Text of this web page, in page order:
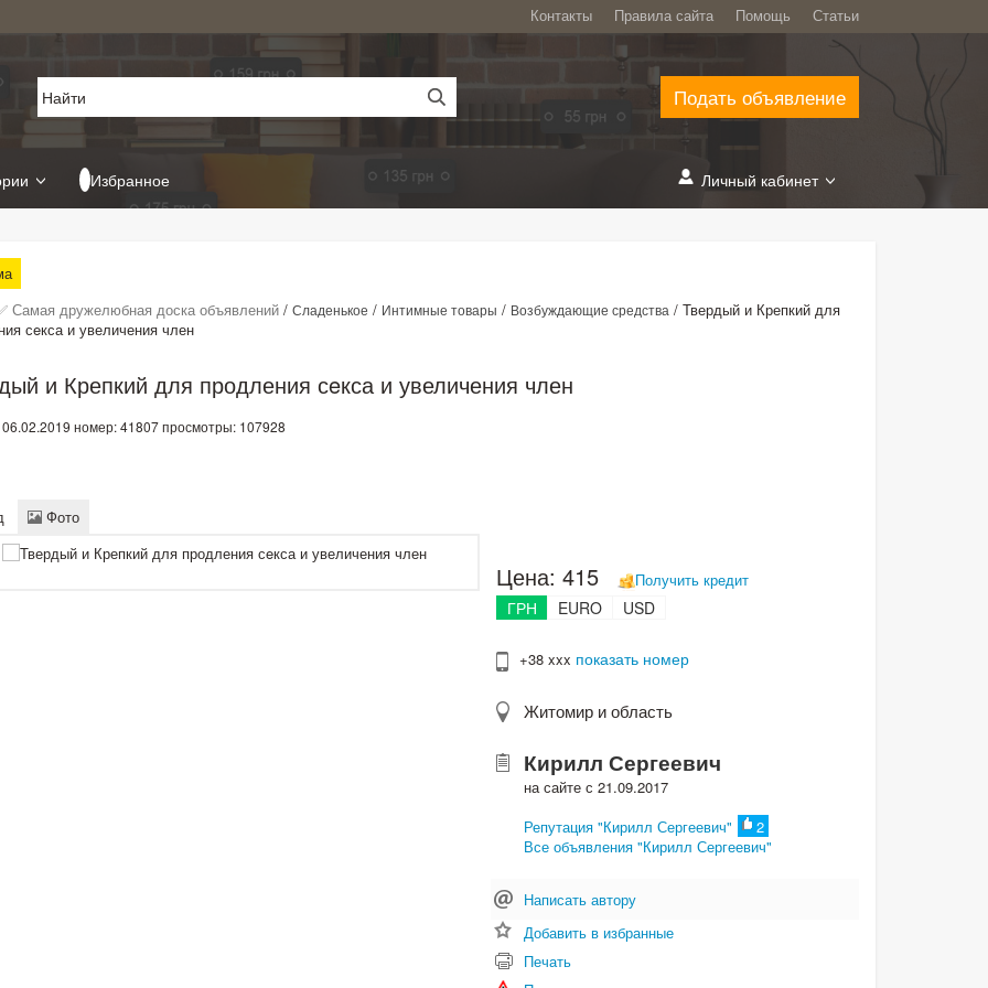
Контакты Правила сайта Помощь Статьи
Подать объявление
Избранное Личный кабинет
Самая дружелюбная доска объявлений / Сладенькое / Интимные товары / Возбуждающие средства / Твердый и Крепкий для
сeкса и увеличения член
и Крепкий для продления сeкса и увеличения член
номер: 41807просмотры: 107928
Фото
Цена:415 Получить кредит
ГРН EURO USD
+38 xxx показать номер
Житомир и область
Кирилл Сергеевич
на сайте с 21.09.2017
Репутация "Кирилл Сергеевич"
2
Все объявления "Кирилл Сергеевич"
Написать автору
Добавить в избранные
Печать